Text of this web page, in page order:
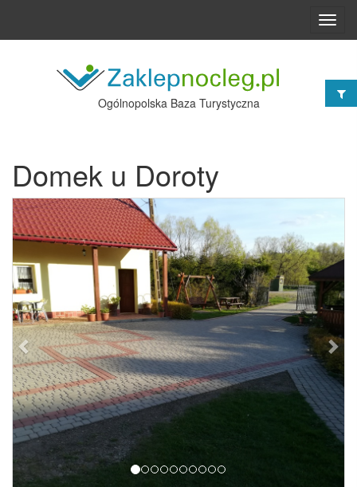
Ogólnopolska Baza Turystyczna
Domek u Doroty
Poprzednie